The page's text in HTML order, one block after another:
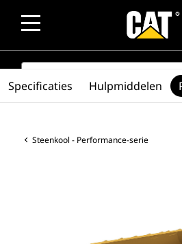
SEARCH
Steenkool - Performance-serie
Specificaties Hulpmiddelen